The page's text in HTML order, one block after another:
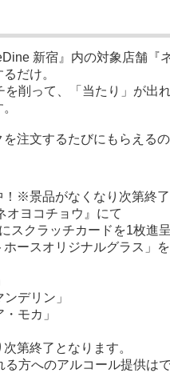
新宿』内の対象店舗『
だけ。
削って、「当たり」が出
注文するたびにもらえる
！※景品がなくなり次第終了
オヨコチョウ』にて
スクラッチカードを1枚進
ースオリジナルグラス」を
デリン」
モカ」
第終了となります。
方へのアルコール提供はで